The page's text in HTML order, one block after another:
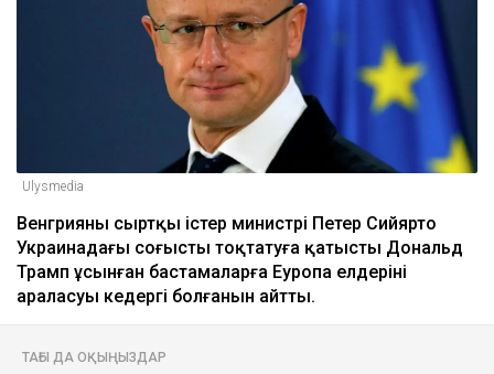
Ulysmedia
Венгрияның сыртқы істер министрі Петер Сийярто
Украинадағы соғысты тоқтатуға қатысты Дональд
Трамп ұсынған бастамаларға Еуропа елдерінің
араласуы кедергі болғанын айтты.
ТАҒЫ ДА ОҚЫҢЫЗДАР